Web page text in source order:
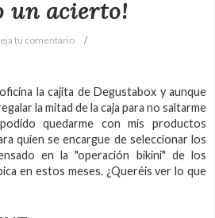
un acierto!
tu comentario
la cajita de Degustabox y aunque
la mitad de la caja para no saltarme
quedarme con mis productos
quien se encargue de seleccionar los
en la "operación bikini" de los
en estos meses. ¿Queréis ver lo que